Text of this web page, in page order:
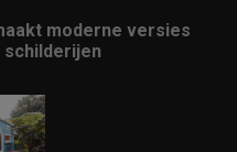
moderne versies